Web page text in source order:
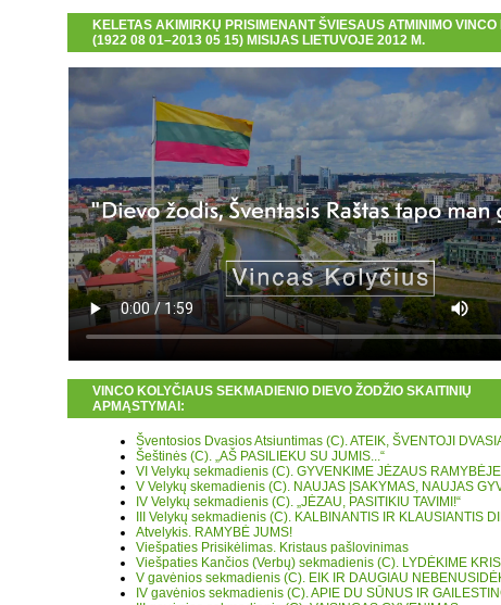
KELETAS AKIMIRKŲ PRISIMENANT ŠVIESAUS ATMINIMO VINCO
(1922 08 01–2013 05 15) MISIJAS LIETUVOJE 2012 M.
VINCO KOLYČIAUS SEKMADIENIO DIEVO ŽODŽIO SKAITINIŲ
APMĄSTYMAI:
Šventosios Dvasios Atsiuntimas (C). ATEIK, ŠVENTOJI
Šeštinės (C). „AŠ PASILIEKU SU JUMIS...“
VI Velykų sekmadienis (C). GYVENKIME JĖZAUS
V Velykų skemadienis (C). NAUJAS ĮSAKYMAS, NAUJAS
IV Velykų sekmadienis (C). „JĖZAU, PASITIKIU TAVIMI!“
III Velykų sekmadienis (C). KALBINANTIS IR KLAUSIANTIS
Atvelykis. RAMYBĖ JUMS!
Viešpaties Prisikėlimas. Kristaus pašlovinimas
Viešpaties Kančios (Verbų) sekmadienis (C). LYDĖKIME
V gavėnios sekmadienis (C). EIK IR DAUGIAU
IV gavėnios sekmadienis (C). APIE DU SŪNUS IR